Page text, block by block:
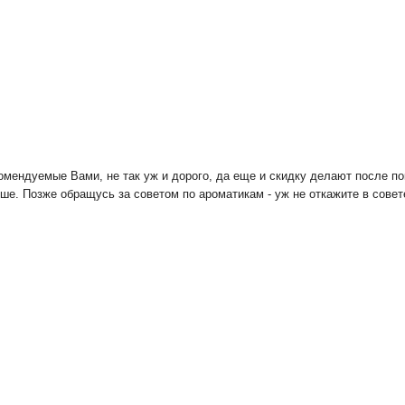
Вами, не так уж и дорого, да еще и скидку делают после
Позже обращусь за советом по ароматикам - уж не откажите в